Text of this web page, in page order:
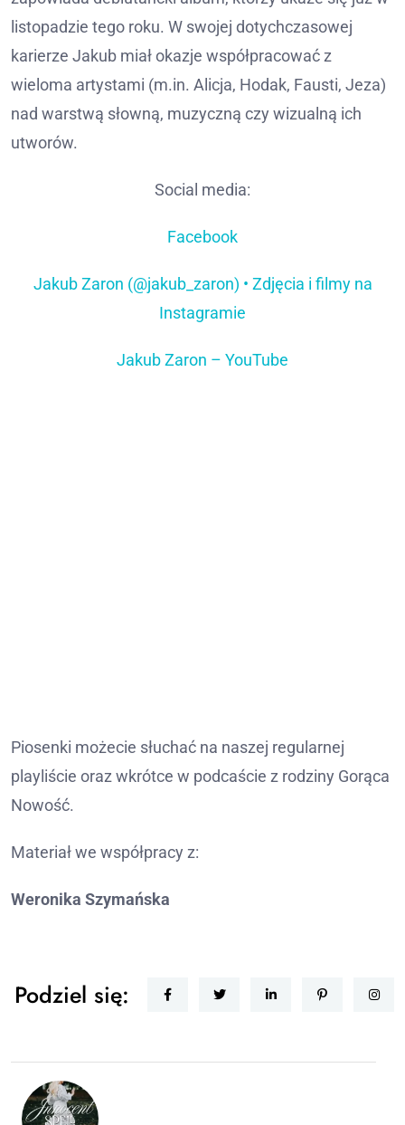
listopadzie tego roku. W swojej dotychczasowej
karierze Jakub miał okazje współpracować z
wieloma artystami (m.in. Alicja, Hodak, Fausti, Jeza)
nad warstwą słowną, muzyczną czy wizualną ich
utworów.
Social media:
Facebook
Jakub Zaron (@jakub_zaron) • Zdjęcia i filmy na
Instagramie
Jakub Zaron – YouTube
Piosenki możecie słuchać na naszej regularnej
playliście oraz wkrótce w podcaście z rodziny Gorąca
Nowość.
Materiał we współpracy z:
Weronika Szymańska
Podziel się: